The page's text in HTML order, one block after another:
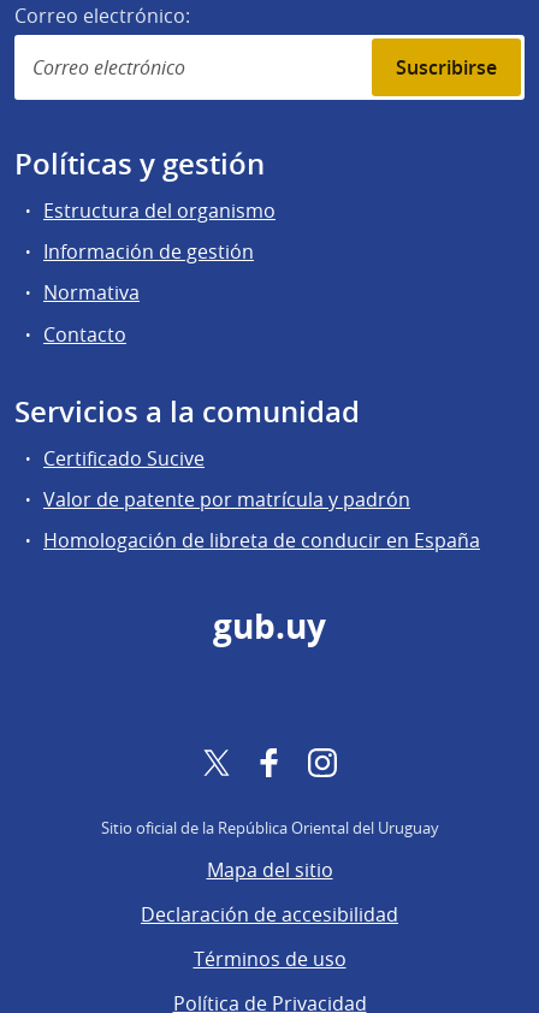
Correo electrónico:
Suscribirse
Políticas y gestión
Estructura del organismo
Información de gestión
Normativa
Contacto
Servicios a la comunidad
Certificado Sucive
Valor de patente por matrícula y padrón
Homologación de libreta de conducir en España
gub.uy
Twitter FacebookInstagram
Sitio oficial de la República Oriental del Uruguay
Mapa del sitio
Declaración de accesibilidad
Términos de uso
Política de Privacidad